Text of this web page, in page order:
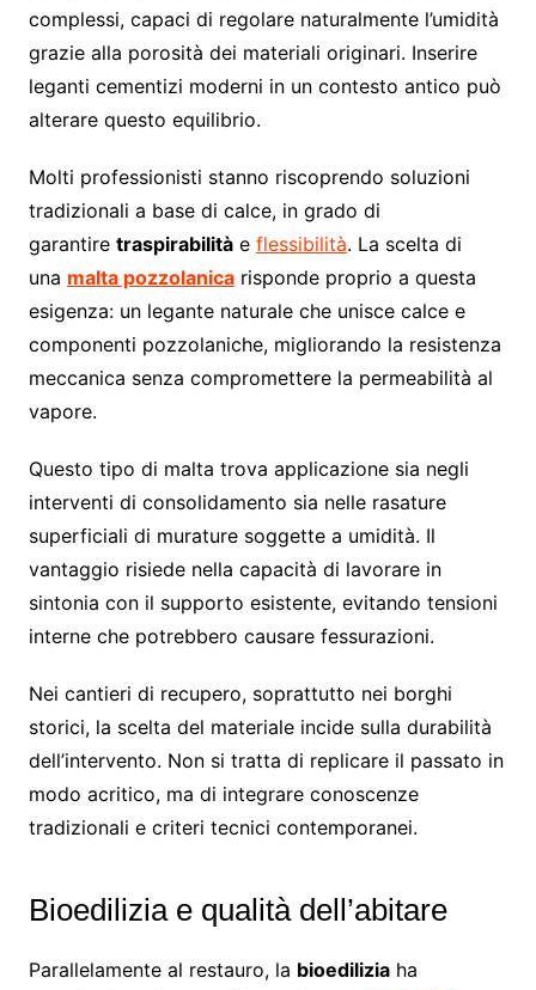
complessi, capaci di regolare naturalmente l’umidità
grazie alla porosità dei materiali originari. Inserire
leganti cementizi moderni in un contesto antico può
alterare questo equilibrio.
Molti professionisti stanno riscoprendo soluzioni
tradizionali a base di calce, in grado di
garantire traspirabilitàe flessibilità. La scelta di
una malta pozzolanicarisponde proprio a questa
esigenza: un legante naturale che unisce calce e
componenti pozzolaniche, migliorando la resistenza
meccanica senza compromettere la permeabilità al
vapore.
Questo tipo di malta trova applicazione sia negli
interventi di consolidamento sia nelle rasature
superficiali di murature soggette a umidità. Il
vantaggio risiede nella capacità di lavorare in
sintonia con il supporto esistente, evitando tensioni
interne che potrebbero causare fessurazioni.
Nei cantieri di recupero, soprattutto nei borghi
storici, la scelta del materiale incide sulla durabilità
dell’intervento. Non si tratta di replicare il passato in
modo acritico, ma di integrare conoscenze
tradizionali e criteri tecnici contemporanei.
Bioedilizia e qualità dell’abitare
Parallelamente al restauro, la bioediliziaha